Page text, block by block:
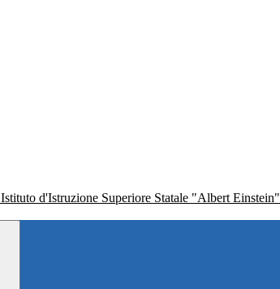
Istituto d'Istruzione Superiore Statale "Albert Einstein"